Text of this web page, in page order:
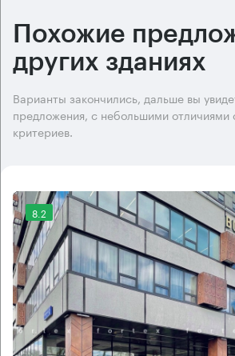
Похожие
других зданиях
Варианты закончились, дальше вы
предложения, с небольшими отличиями
критериев.
8.2